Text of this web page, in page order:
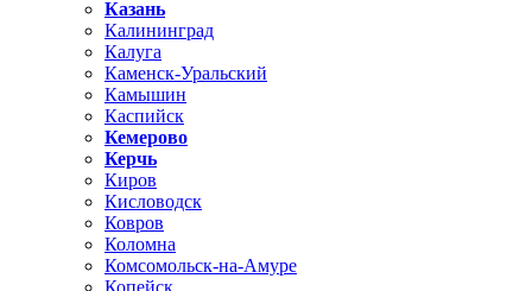
Казань
Калининград
Калуга
Каменск-Уральский
Камышин
Каспийск
Кемерово
Керчь
Киров
Кисловодск
Ковров
Коломна
Комсомольск-на-Амуре
Копейск